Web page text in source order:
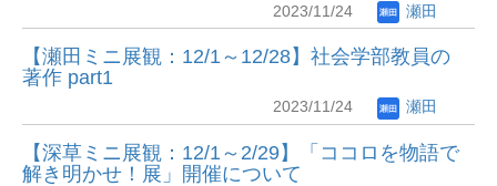
2023/11/24 瀬田
【瀬田ミニ展観：12/1～12/28】社会学部教員の
著作 part1
2023/11/24 瀬田
【深草ミニ展観：12/1～2/29】「ココロを物語で
解き明かせ！展」開催について